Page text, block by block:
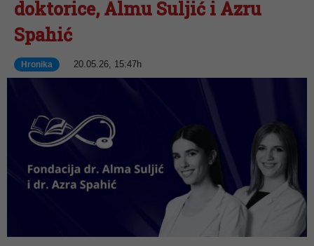
doktorice, Almu Suljić i Azru
Spahić
Hronika 20.05.26, 15:47h